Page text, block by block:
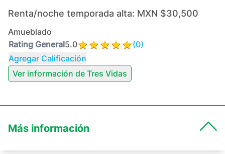
Renta/noche temporada alta: MXN $30,500
Amueblado
Rating General5.0 (0)
Agregar Calificación
Ver información de Tres Vidas
Más información